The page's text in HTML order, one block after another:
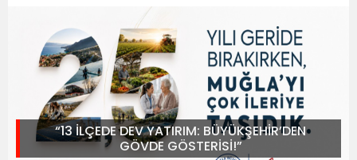
“13 İLÇEDE DEV YATIRIM: BÜYÜKŞEHİR’DEN
GÖVDE GÖSTERİSİ!”